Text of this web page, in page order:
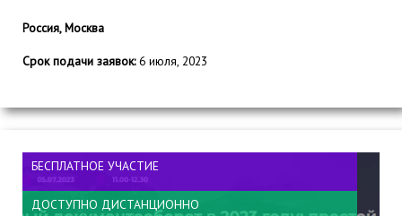
Россия, Москва
Срок подачи заявок:6 июля, 2023
БЕСПЛАТНОЕ УЧАСТИЕ
ДОСТУПНО ДИСТАНЦИОННО